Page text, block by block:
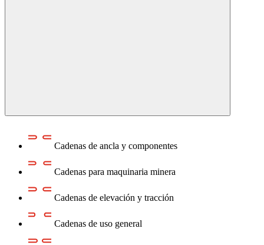
Cadenas de ancla y componentes
Cadenas para maquinaria minera
Cadenas de elevación y tracción
Cadenas de uso general